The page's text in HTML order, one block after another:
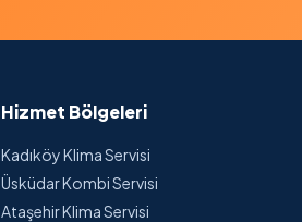
Hizmet Bölgeleri
Kadıköy Klima Servisi
Üsküdar Kombi Servisi
Ataşehir Klima Servisi